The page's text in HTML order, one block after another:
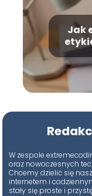
Jak
W zespole
oraz nowoczesnych
Chcemy dzielić się
internetem i
stały się proste i